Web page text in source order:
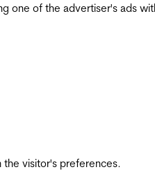
of the advertiser's ads
visitor's preferences.